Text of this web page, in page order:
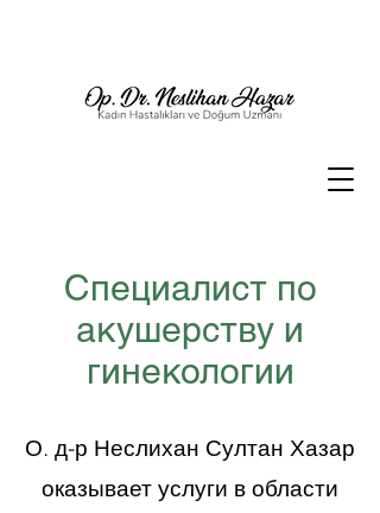
Специалист по
акушерству и
гинекологии
О. д-р Неслихан Султан Хазар
оказывает услуги в области